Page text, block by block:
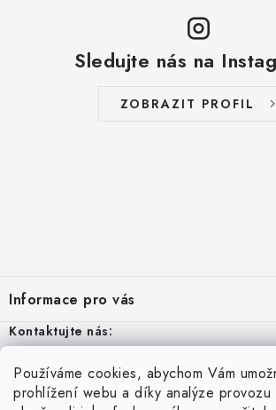
Používáme cookies, abychom Vám
prohlížení webu a díky analýze provozu
Sledujte nás na
ZOBRAZIT PROFIL
p
a
t
Informace pro vás
Aktuality
Odstoupení od smlouvy
Kontakty
Kontaktujte nás:
Po - Pá: 8 – 16
Vyhledávání